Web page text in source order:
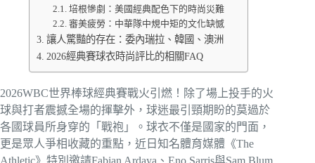
培根慘劇：美國經典配色下的時尚災難
審美疲勞：中華隊中規中矩的文化缺憾
讓人驚豔的存在：委內瑞拉、韓國、澳洲
2026經典賽球衣時尚評比的相關FAQ
2026WBC世界棒球經典賽戰火引燃！除了場上投手的火
球與打者震撼全場的揮擊外，球迷最引頸期盼的莫過於
各國球員所身穿的「戰袍」。球衣不僅是國家的門面，
更是眾人爭相收藏的重點，近日知名體育媒體《The